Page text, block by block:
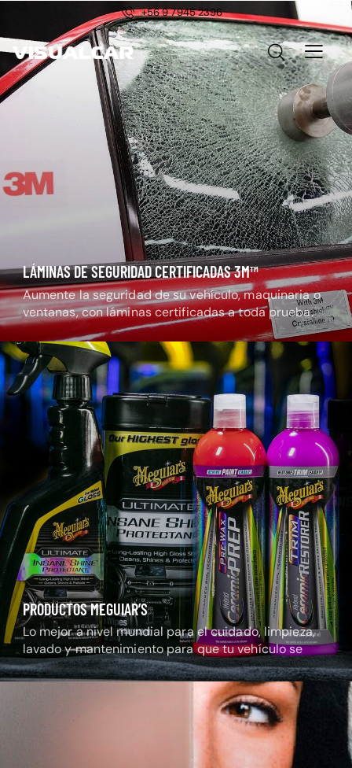
+56 9 7945 2396
LÁMINAS DE SEGURIDAD CERTIFICADAS 3M™
Aumente la seguridad de su vehículo, maquinaria o
ventanas, con láminas certificadas a toda prueba.
PRODUCTOS MEGUIAR’S
Lo mejor a nivel mundial para el cuidado, limpieza,
lavado y mantenimiento para que tu vehículo se
mantenga radiante.